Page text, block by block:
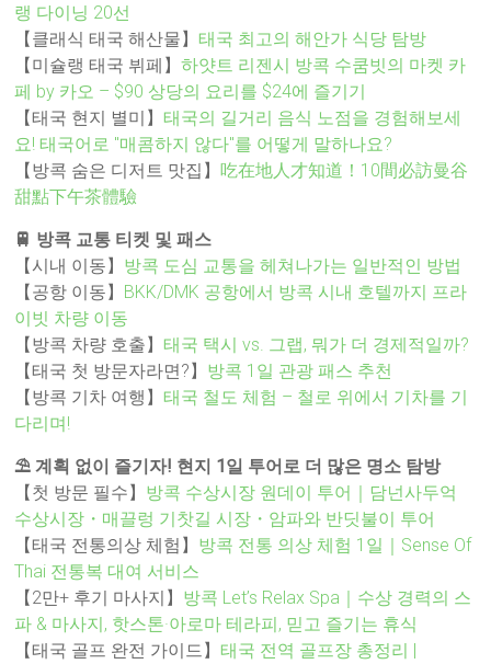
랭 다이닝 20선
【클래식 태국 해산물】태국 최고의 해안가 식당 탐방
【미슐랭 태국 뷔페】하얏트 리젠시 방콕 수쿰빗의 마켓 카
페 by 카오 – $90 상당의 요리를 $24에 즐기기
【태국 현지 별미】태국의 길거리 음식 노점을 경험해보세
요! 태국어로 "매콤하지 않다"를 어떻게 말하나요?
【방콕 숨은 디저트 맛집】吃在地人才知道！10間必訪曼谷
甜點下午茶體驗
🚆 방콕 교통 티켓 및 패스
【시내 이동】 방콕 도심 교통을 헤쳐나가는 일반적인 방법
【공항 이동】 BKK/DMK 공항에서 방콕 시내 호텔까지 프라
이빗 차량 이동
【방콕 차량 호출】태국 택시 vs. 그랩, 뭐가 더 경제적일까?
【태국 첫 방문자라면?】 방콕 1일 관광 패스 추천
【방콕 기차 여행】태국 철도 체험 – 철로 위에서 기차를 기
다리며!
⛱️ 계획 없이 즐기자! 현지 1일 투어로 더 많은 명소 탐방
【첫 방문 필수】 방콕 수상시장 원데이 투어｜담넌사두억
수상시장・매끌렁 기찻길 시장・암파와 반딧불이 투어
【태국 전통의상 체험】 방콕 전통 의상 체험 1일｜Sense Of
Thai 전통복 대여 서비스
【2만+ 후기 마사지】 방콕 Let’s Relax Spa｜수상 경력의 스
파 & 마사지, 핫스톤·아로마 테라피, 믿고 즐기는 휴식
【태국 골프 완전 가이드】태국 전역 골프장 총정리 |